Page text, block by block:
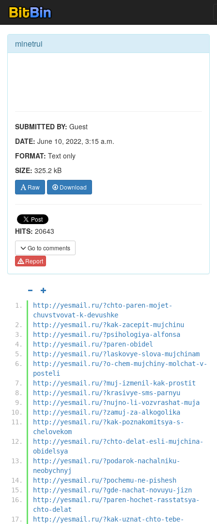
minetrui
SUBMITTED BY: Guest
DATE: June 10, 2022, 3:15 a.m.
FORMAT: Text only
SIZE: 325.2 kB
Raw Download
HITS: 20643
Go to comments
Report
http://yesmail.ru/?chto-paren-mojet-
chuvstvovat-k-devushke
http://yesmail.ru/?kak-zacepit-mujchinu
http://yesmail.ru/?psihologiya-alfonsa
http://yesmail.ru/?paren-obidel
http://yesmail.ru/?laskovye-slova-mujchinam
http://yesmail.ru/?o-chem-mujchiny-molchat-v-
posteli
http://yesmail.ru/?muj-izmenil-kak-prostit
http://yesmail.ru/?krasivye-sms-parnyu
http://yesmail.ru/?nujno-li-vozvrashat-muja
http://yesmail.ru/?zamuj-za-alkogolika
http://yesmail.ru/?kak-poznakomitsya-s-
chelovekom
http://yesmail.ru/?chto-delat-esli-mujchina-
obidelsya
http://yesmail.ru/?podarok-nachalniku-
neobychnyj
http://yesmail.ru/?pochemu-ne-pishesh
http://yesmail.ru/?gde-nachat-novuyu-jizn
http://yesmail.ru/?paren-hochet-rasstatsya-
chto-delat
http://yesmail.ru/?kak-uznat-chto-tebe-